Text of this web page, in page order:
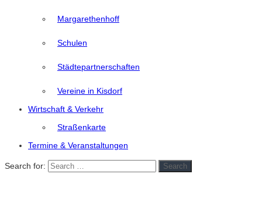
Margarethenhoff
Schulen
Städtepartnerschaften
Vereine in Kisdorf
Wirtschaft & Verkehr
Straßenkarte
Termine & Veranstaltungen
Search for: Search